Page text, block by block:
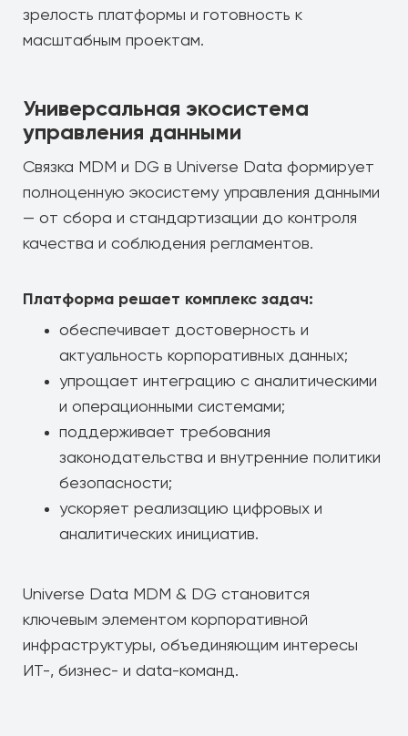
зрелость платформы и готовность к
масштабным проектам.
Универсальная экосистема
управления данными
Связка MDM и DG в Universe Data формирует
полноценную экосистему управления данными
— от сбора и стандартизации до контроля
качества и соблюдения регламентов.
Платформа решает комплекс задач:
обеспечивает достоверность и
актуальность корпоративных данных;
упрощает интеграцию с аналитическими
и операционными системами;
поддерживает требования
законодательства и внутренние политики
безопасности;
ускоряет реализацию цифровых и
аналитических инициатив.
Universe Data MDM & DG становится
ключевым элементом корпоративной
инфраструктуры, объединяющим интересы
ИТ-, бизнес- и data-команд.